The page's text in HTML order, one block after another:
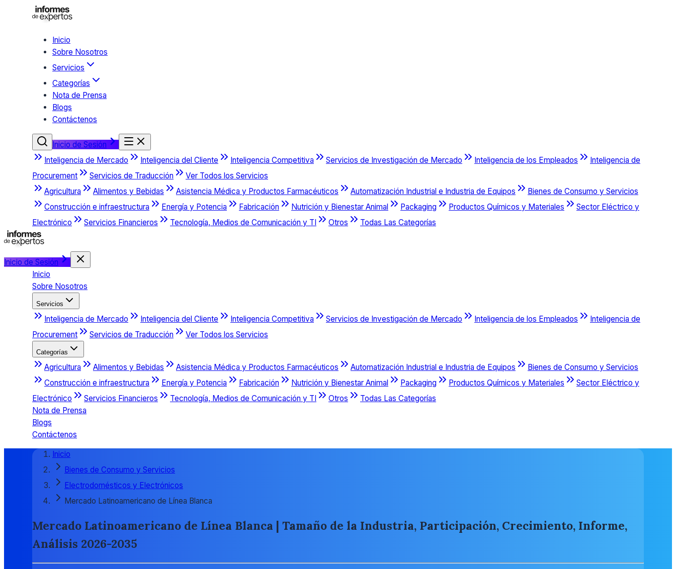
Inicio
Sobre Nosotros
Servicios
Categorías
Nota de Prensa
Blogs
Contáctenos
Inicio de Sesión
Inteligencia de Mercado
Inteligencia del Cliente Inteligencia Competitiva Servicios de Investigación de Mercado Inteligencia de los Empleados
Inteligencia de
Procurement
Servicios de Traducción
Ver Todos los Servicios
Agricultura
Alimentos y Bebidas Asistencia Médica y Productos Farmacéuticos Automatización Industrial e Industria de Equipos
Bienes de Consumo y Servicios
Construcción e infraestructura
Energía y Potencia Fabricación Nutrición y Bienestar Animal Packaging Productos Químicos y Materiales
Sector Eléctrico y
Electrónico
Servicios Financieros Tecnología, Medios de Comunicación y TI Otros Todas Las Categorías
Inicio de Sesión
Inicio
Sobre Nosotros
Servicios
Inteligencia de Mercado Inteligencia del Cliente Inteligencia Competitiva Servicios de Investigación de Mercado Inteligencia de los Empleados
Inteligencia de
Procurement
Servicios de Traducción Ver Todos los Servicios
Categorías
Agricultura Alimentos y Bebidas Asistencia Médica y Productos Farmacéuticos Automatización Industrial e Industria de Equipos
Bienes de Consumo y Servicios
Construcción e infraestructura
Energía y Potencia Fabricación Nutrición y Bienestar Animal Packaging Productos Químicos y Materiales
Sector Eléctrico y
Electrónico
Servicios Financieros Tecnología, Medios de Comunicación y TI Otros
Todas Las Categorías
Nota de Prensa
Blogs
Contáctenos
Inicio
Bienes de Consumo y Servicios
Electrodomésticos y Electrónicos
Mercado Latinoamericano de Línea Blanca
Mercado Latinoamericano de Línea Blanca | Tamaño de la Industria, Participación, Crecimiento, Informe,
Análisis 2026-2035